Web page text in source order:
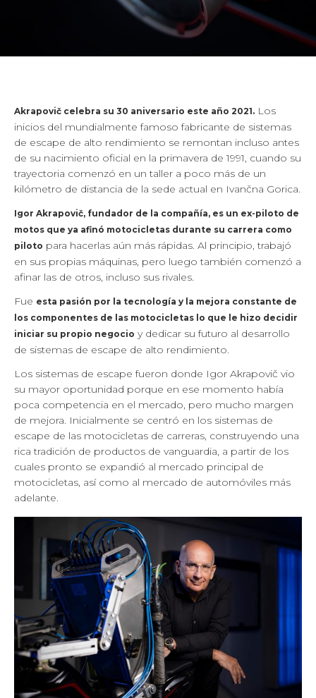
Akrapovič celebra su 30 aniversario este año 2021. Los
inicios del mundialmente famoso fabricante de sistemas
de escape de alto rendimiento se remontan incluso antes
de su nacimiento oficial en la primavera de 1991, cuando su
trayectoria comenzó en un taller a poco más de un
kilómetro de distancia de la sede actual en Ivančna Gorica.
Igor Akrapovič, fundador de la compañía, es un ex-piloto de
motos que ya afinó motocicletas durante su carrera como
piloto para hacerlas aún más rápidas. Al principio, trabajó
en sus propias máquinas, pero luego también comenzó a
afinar las de otros, incluso sus rivales.
Fue esta pasión por la tecnología y la mejora constante de
los componentes de las motocicletas lo que le hizo decidir
iniciar su propio negocio y dedicar su futuro al desarrollo
de sistemas de escape de alto rendimiento.
Los sistemas de escape fueron donde Igor Akrapovič vio
su mayor oportunidad porque en ese momento había
poca competencia en el mercado, pero mucho margen
de mejora. Inicialmente se centró en los sistemas de
escape de las motocicletas de carreras, construyendo una
rica tradición de productos de vanguardia, a partir de los
cuales pronto se expandió al mercado principal de
motocicletas, así como al mercado de automóviles más
adelante.